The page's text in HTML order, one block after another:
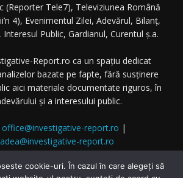
(Reporter Tele7), Televiziunea Română
4), Evenimentul Zilei, Adevărul, Bilanț,
Public, Gardianul, Curentul ș.a.
Report.ro ca un spațiu dedicat
bazate pe fapte, fără susținere
aici materiale documentate riguros, în
și a interesului public.
office@investigative-report.ro |
report.ro
Report.ro. Toate drepturile rezervate.
cookie-uri. În cazul în care alegeți să